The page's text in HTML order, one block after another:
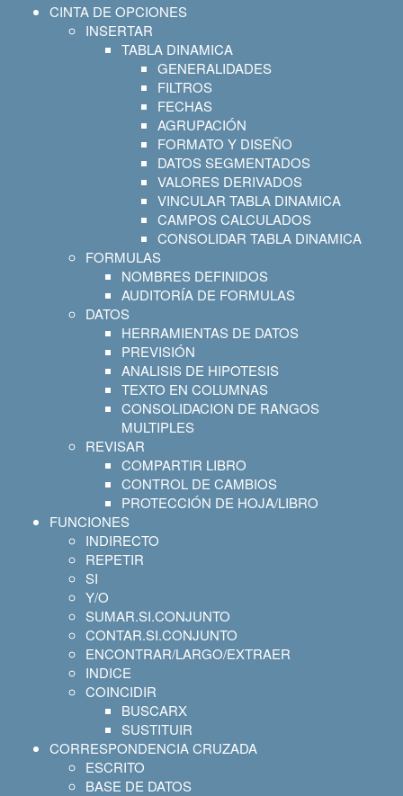
CINTA DE OPCIONES
INSERTAR
TABLA DINAMICA
GENERALIDADES
FILTROS
FECHAS
AGRUPACIÓN
FORMATO Y DISEÑO
DATOS SEGMENTADOS
VALORES DERIVADOS
VINCULAR TABLA DINAMICA
CAMPOS CALCULADOS
CONSOLIDAR TABLA DINAMICA
FORMULAS
NOMBRES DEFINIDOS
AUDITORÍA DE FORMULAS
DATOS
HERRAMIENTAS DE DATOS
PREVISIÓN
ANALISIS DE HIPOTESIS
TEXTO EN COLUMNAS
CONSOLIDACION DE RANGOS
MULTIPLES
REVISAR
COMPARTIR LIBRO
CONTROL DE CAMBIOS
PROTECCIÓN DE HOJA/LIBRO
FUNCIONES
INDIRECTO
REPETIR
SI
Y/O
SUMAR.SI.CONJUNTO
CONTAR.SI.CONJUNTO
ENCONTRAR/LARGO/EXTRAER
INDICE
COINCIDIR
BUSCARX
SUSTITUIR
CORRESPONDENCIA CRUZADA
ESCRITO
BASE DE DATOS